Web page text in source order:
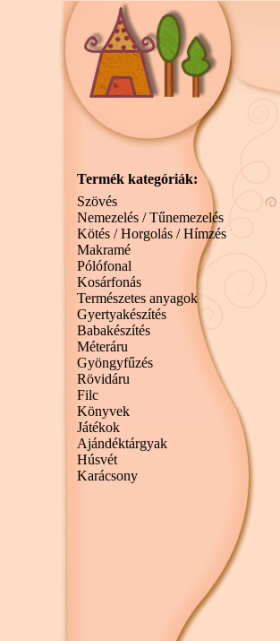
Termék kategóriák:
Szövés
Nemezelés / Tűnemezelés
Kötés / Horgolás / Hímzés
Makramé
Pólófonal
Kosárfonás
Természetes anyagok
Gyertyakészítés
Babakészítés
Méteráru
Gyöngyfűzés
Rövidáru
Filc
Könyvek
Játékok
Ajándéktárgyak
Húsvét
Karácsony